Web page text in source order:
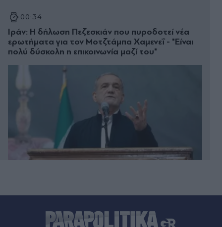
00:34
Ιράν: Η δήλωση Πεζεσκιάν που πυροδοτεί νέα
ερωτήματα για τον Μοτζτάμπα Χαμενεΐ - "Είναι
πολύ δύσκολη η επικοινωνία μαζί του"
00:33
Μυστράς: "Δεν ήταν οικονομικό το κίνητρο" - Τι
λέει ο συνήγορος του 55χρονου που κρατούσε